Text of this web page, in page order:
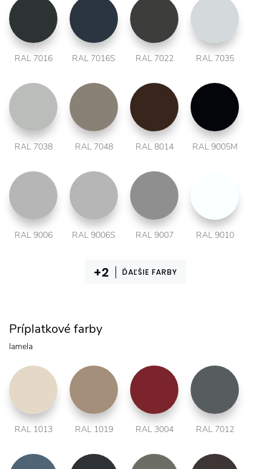
RAL 7016 RAL 7016S RAL 7022 RAL 7035
RAL 7038 RAL 7048 RAL 8014 RAL 9005M
RAL 9006 RAL 9006S RAL 9007 RAL 9010
ĎAĽŠIE FARBY
Príplatkové farby
lamela
RAL 1013 RAL 1019 RAL 3004 RAL 7012